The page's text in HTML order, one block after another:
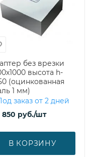
без врезки
высота h-
(оцинкованная
1 мм)
заказ от 2 дней
850 руб./шт
В КОРЗИНУ